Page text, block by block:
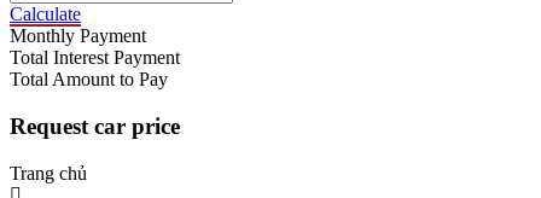
Calculate
Monthly Payment
Total Interest Payment
Total Amount to Pay
Request car price
Trang chủ